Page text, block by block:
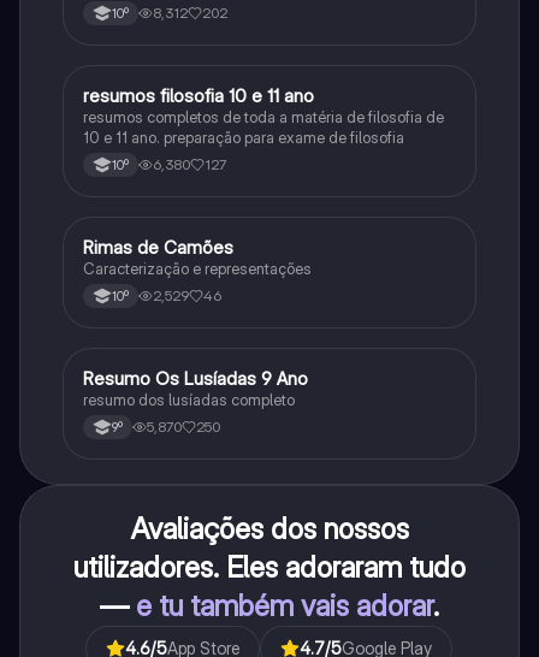
10º 8,312 202
Filosofia
resumos filosofia 10 e 11 ano
resumos completos de toda a matéria de filosofia de
10 e 11 ano. preparação para exame de filosofia
10º 6,380 127
Português
Rimas de Camões
Caracterização e representações
10º 2,529 46
Português
Resumo Os Lusíadas 9 Ano
resumo dos lusíadas completo
9º 5,870 250
Avaliações dos nossos
utilizadores. Eles adoraram tudo
— e tu também vais adorar.
4.6/5App Store 4.7/5Google Play